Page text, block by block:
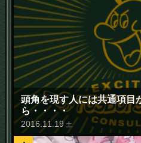
頭角を現す人には共通項目
ら・・・・
2016 11 19 土